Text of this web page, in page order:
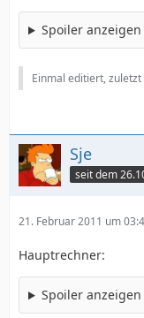
Spoiler anzeigen
Einmal editiert, zuletzt
Sje
21. Februar 2011 um
Hauptrechner:
Spoiler anzeigen